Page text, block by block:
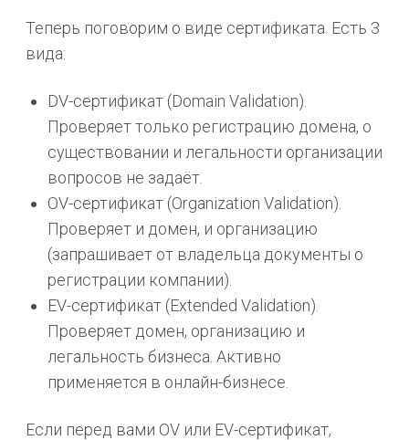
Теперь поговорим о виде сертификата. Есть 3
вида:
DV-сертификат (Domain Validation).
Проверяет только регистрацию домена, о
существовании и легальности организации
вопросов не задаёт.
OV-сертификат (Organization Validation).
Проверяет и домен, и организацию
(запрашивает от владельца документы о
регистрации компании).
EV-сертификат (Extended Validation).
Проверяет домен, организацию и
легальность бизнеса. Активно
применяется в онлайн-бизнесе.
Если перед вами OV или EV-сертификат,